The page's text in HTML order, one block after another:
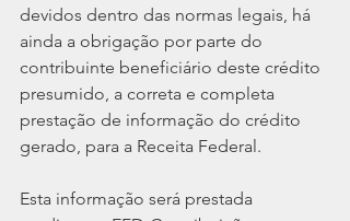
devidos dentro das normas legais, há
ainda a obrigação por parte do
contribuinte beneficiário deste crédito
presumido, a correta e completa
prestação de informação do crédito
gerado, para a Receita Federal.
Esta informação será prestada